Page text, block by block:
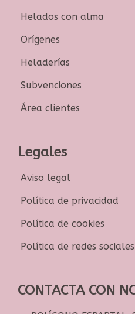
Helados con alma
Orígenes
Heladerías
Subvenciones
Área clientes
Legales
Aviso legal
Política de privacidad
Política de cookies
Política de redes sociales
CONTACTA CON